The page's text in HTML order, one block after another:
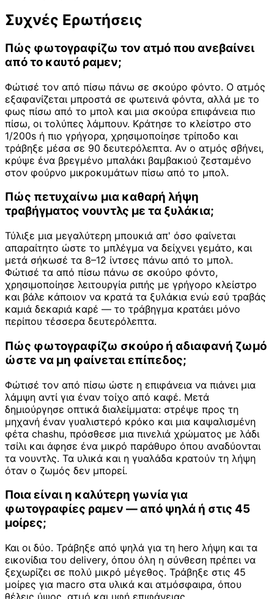
Συχνές Ερωτήσεις
Πώς φωτογραφίζω τον ατμό που ανεβαίνει
από το καυτό ραμεν;
Φώτισέ τον από πίσω πάνω σε σκούρο φόντο. Ο ατμός
εξαφανίζεται μπροστά σε φωτεινά φόντα, αλλά με το
φως πίσω από το μπολ και μια σκούρα επιφάνεια πιο
πίσω, οι τολύπες λάμπουν. Κράτησε το κλείστρο στο
1/200s ή πιο γρήγορα, χρησιμοποίησε τρίποδο και
τράβηξε μέσα σε 90 δευτερόλεπτα. Αν ο ατμός σβήνει,
κρύψε ένα βρεγμένο μπαλάκι βαμβακιού ζεσταμένο
στον φούρνο μικροκυμάτων πίσω από το μπολ.
Πώς πετυχαίνω μια καθαρή λήψη
τραβήγματος νουντλς με τα ξυλάκια;
Τύλιξε μια μεγαλύτερη μπουκιά απ' όσο φαίνεται
απαραίτητο ώστε το μπλέγμα να δείχνει γεμάτο, και
μετά σήκωσέ τα 8–12 ίντσες πάνω από το μπολ.
Φώτισέ τα από πίσω πάνω σε σκούρο φόντο,
χρησιμοποίησε λειτουργία ριπής με γρήγορο κλείστρο
και βάλε κάποιον να κρατά τα ξυλάκια ενώ εσύ τραβάς
καμιά δεκαριά καρέ — το τράβηγμα κρατάει μόνο
περίπου τέσσερα δευτερόλεπτα.
Πώς φωτογραφίζω σκούρο ή αδιαφανή ζωμό
ώστε να μη φαίνεται επίπεδος;
Φώτισέ τον από πίσω ώστε η επιφάνεια να πιάνει μια
λάμψη αντί για έναν τοίχο από καφέ. Μετά
δημιούργησε οπτικά διαλείμματα: στρέψε προς τη
μηχανή έναν γυαλιστερό κρόκο και μια καψαλισμένη
φέτα chashu, πρόσθεσε μια πινελιά χρώματος με λάδι
τσίλι και άφησε ένα μικρό παράθυρο όπου αναδύονται
τα νουντλς. Τα υλικά και η γυαλάδα κρατούν τη λήψη
όταν ο ζωμός δεν μπορεί.
Ποια είναι η καλύτερη γωνία για
φωτογραφίες ραμεν — από ψηλά ή στις 45
μοίρες;
Και οι δύο. Τράβηξε από ψηλά για τη hero λήψη και τα
εικονίδια του delivery, όπου όλη η σύνθεση πρέπει να
ξεχωρίζει σε πολύ μικρό μέγεθος. Τράβηξε στις 45
μοίρες για macro στα υλικά και ατμόσφαιρα, όπου
θέλεις ύψος, ατμό και υφή επιφάνειας.